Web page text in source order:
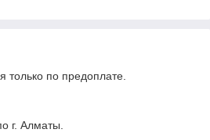
только по предоплате.
г. Алматы.